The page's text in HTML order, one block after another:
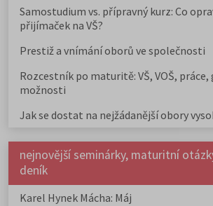
Samostudium vs. přípravný kurz: Co
přijímaček na VŠ?
Prestiž a vnímání oborů ve společnosti
Rozcestník po maturitě: VŠ, VOŠ, práce,
možnosti
Jak se dostat na nejžádanější obory
nejnovější seminárky, maturitní
deník
Karel Hynek Mácha: Máj